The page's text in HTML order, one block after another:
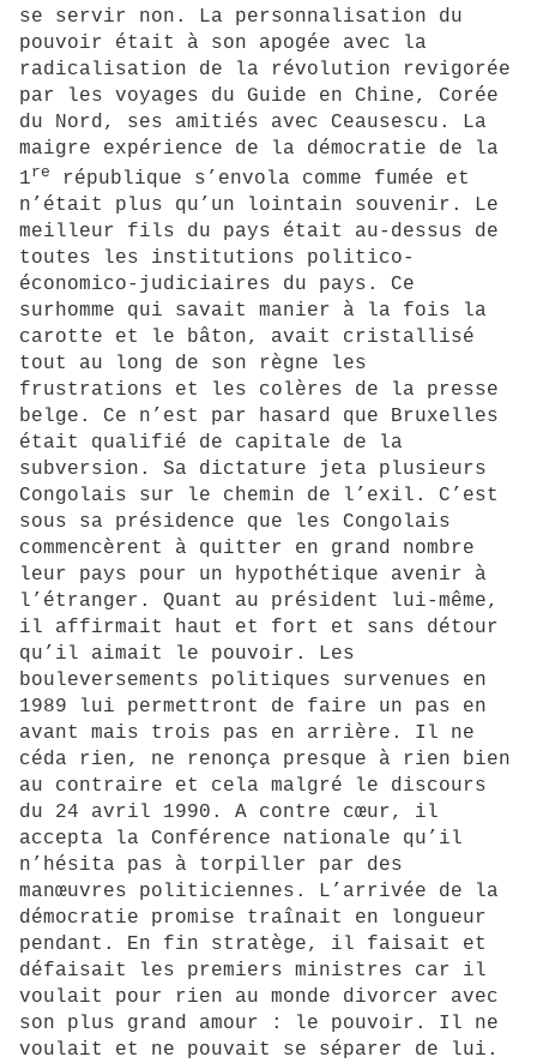
se servir non. La personnalisation du
pouvoir était à son apogée avec la
radicalisation de la révolution revigorée
par les voyages du Guide en Chine, Corée
du Nord, ses amitiés avec Ceausescu. La
maigre expérience de la démocratie de la
1re
république s’envola comme fumée et
n’était plus qu’un lointain souvenir. Le
meilleur fils du pays était au-dessus de
toutes les institutions politico-
économico-judiciaires du pays. Ce
surhomme qui savait manier à la fois la
carotte et le bâton, avait cristallisé
tout au long de son règne les
frustrations et les colères de la presse
belge. Ce n’est par hasard que Bruxelles
était qualifié de capitale de la
subversion. Sa dictature jeta plusieurs
Congolais sur le chemin de l’exil. C’est
sous sa présidence que les Congolais
commencèrent à quitter en grand nombre
leur pays pour un hypothétique avenir à
l’étranger. Quant au président lui-même,
il affirmait haut et fort et sans détour
qu’il aimait le pouvoir. Les
bouleversements politiques survenues en
1989 lui permettront de faire un pas en
avant mais trois pas en arrière. Il ne
céda rien, ne renonça presque à rien bien
au contraire et cela malgré le discours
du 24 avril 1990. A contre cœur, il
accepta la Conférence nationale qu’il
n’hésita pas à torpiller par des
manœuvres politiciennes. L’arrivée de la
démocratie promise traînait en longueur
pendant. En fin stratège, il faisait et
défaisait les premiers ministres car il
voulait pour rien au monde divorcer avec
son plus grand amour : le pouvoir. Il ne
voulait et ne pouvait se séparer de lui.